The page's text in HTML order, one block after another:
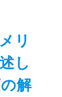
リ
し
解